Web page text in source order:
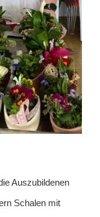
Auszubildenen
Schalen mit